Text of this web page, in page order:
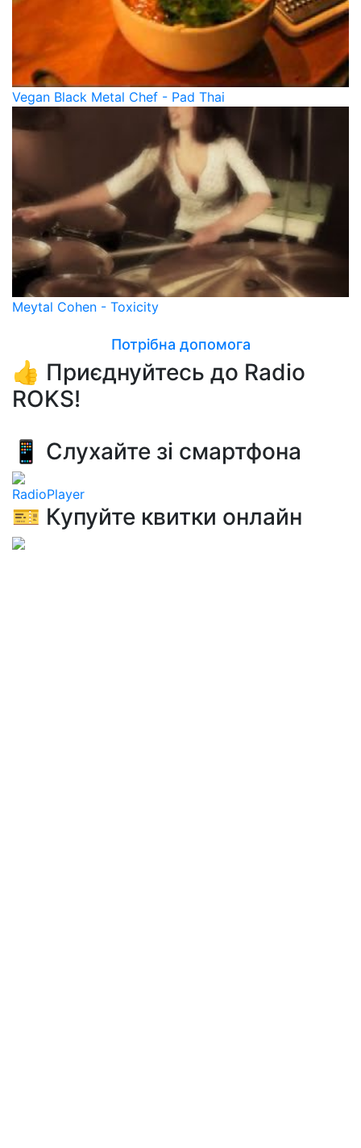
Vegan Black Metal Chef - Pad Thai
Meytal Cohen - Toxicity
Потрібна допомога
👍 Приєднуйтесь до Radio
ROKS!
📱 Слухайте зі смартфона
RadioPlayer
🎫 Купуйте квитки онлайн